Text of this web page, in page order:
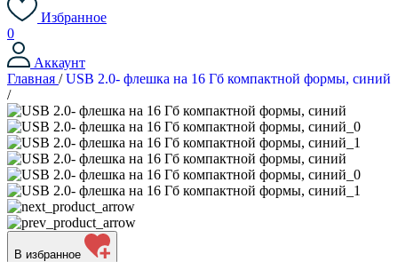
Избранное
0
Аккаунт
Главная / USB 2.0- флешка на 16 Гб компактной формы, синий
/
В избранное